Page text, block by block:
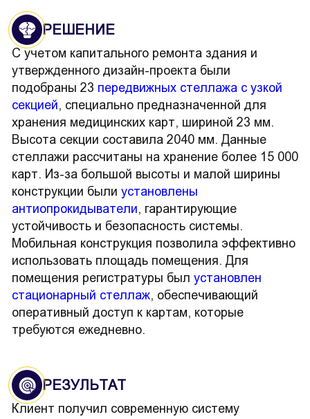
РЕШЕНИЕ
С учетом капитального ремонта здания и
утвержденного дизайн-проекта были
подобраны 23 передвижных стеллажа с узкой
секцией, специально предназначенной для
хранения медицинских карт, шириной 23 мм.
Высота секции составила 2040 мм. Данные
стеллажи рассчитаны на хранение более 15 000
карт. Из-за большой высоты и малой ширины
конструкции были установлены
антиопрокидыватели, гарантирующие
устойчивость и безопасность системы.
Мобильная конструкция позволила эффективно
использовать площадь помещения. Для
помещения регистратуры был установлен
стационарный стеллаж, обеспечивающий
оперативный доступ к картам, которые
требуются ежедневно.
РЕЗУЛЬТАТ
Клиент получил современную систему